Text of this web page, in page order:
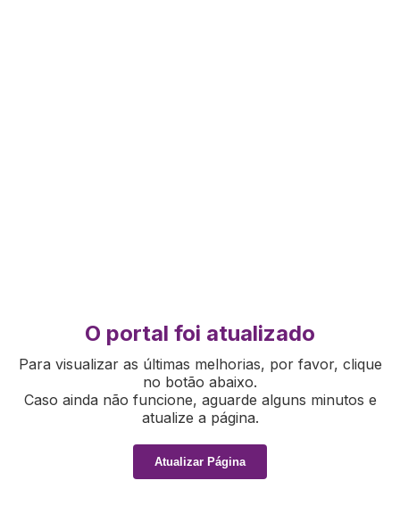
O portal foi atualizado
Para visualizar as últimas melhorias, por favor, clique
no botão abaixo.
Caso ainda não funcione, aguarde alguns minutos e
atualize a página.
Atualizar Página